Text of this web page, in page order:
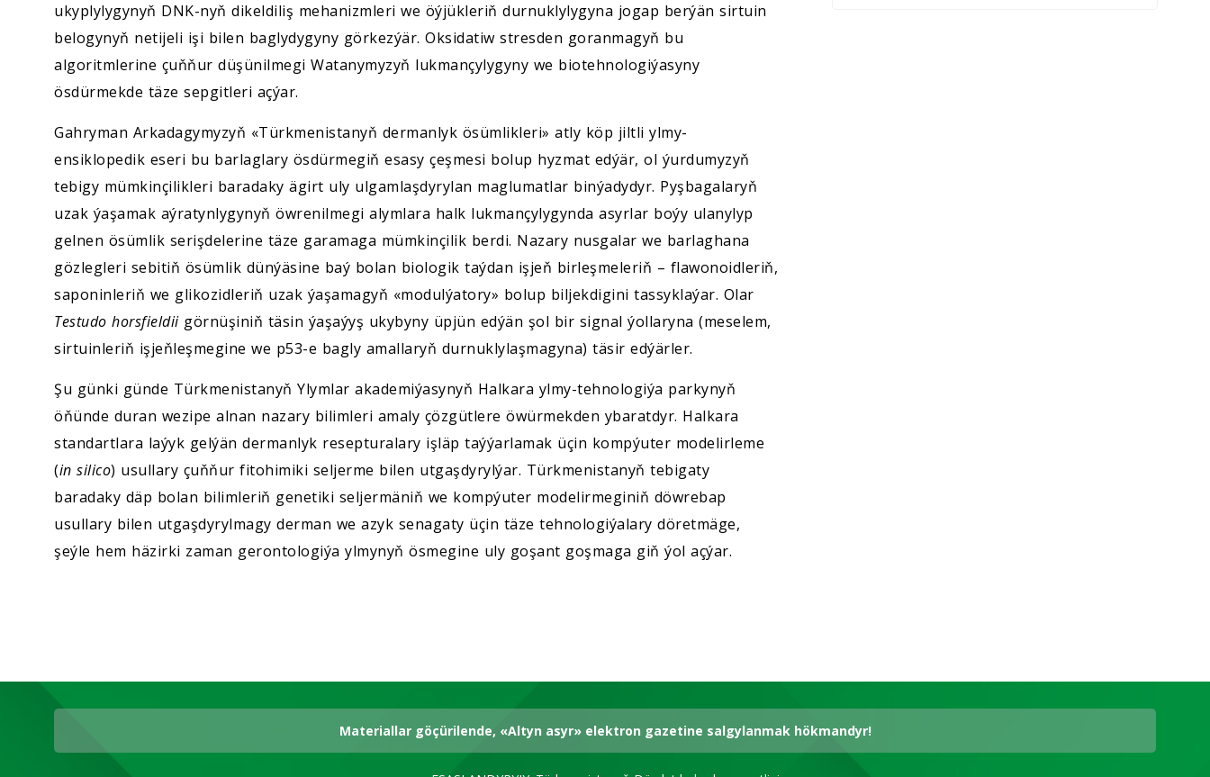
ukyplylygynyň DNK-nyň dikeldiliş mehanizmleri we öýjükleriň durnuklylygyna jogap berýän sirtuin
belogynyň netijeli işi bilen baglydygyny görkezýär. Oksidatiw stresden goranmagyň bu
algoritmlerine çuňňur düşünilmegi Watanymyzyň lukmançylygyny we biotehnologiýasyny
ösdürmekde täze sepgitleri açýar.
Gahryman Arkadagymyzyň «Türkmenistanyň dermanlyk ösümlikleri» atly köp jiltli ylmy-
ensiklopedik eseri bu barlaglary ösdürmegiň esasy çeşmesi bolup hyzmat edýär, ol ýurdumyzyň
tebigy mümkinçilikleri baradaky ägirt uly ulgamlaşdyrylan maglumatlar binýadydyr. Pyşbagalaryň
uzak ýaşamak aýratynlygynyň öwrenilmegi alymlara halk lukmançylygynda asyrlar boýy ulanylyp
gelnen ösümlik serişdelerine täze garamaga mümkinçilik berdi. Nazary nusgalar we barlaghana
gözlegleri sebitiň ösümlik dünýäsine baý bolan biologik taýdan işjeň birleşmeleriň – flawonoidleriň,
saponinleriň we glikozidleriň uzak ýaşamagyň «modulýatory» bolup biljekdigini tassyklaýar. Olar
Testudo horsfieldiigörnüşiniň täsin ýaşaýyş ukybyny üpjün edýän şol bir signal ýollaryna (meselem,
sirtuinleriň işjeňleşmegine we p53-e bagly amallaryň durnuklylaşmagyna) täsir edýärler.
Şu günki günde Türkmenistanyň Ylymlar akademiýasynyň Halkara ylmy-tehnologiýa parkynyň
öňünde duran wezipe alnan nazary bilimleri amaly çözgütlere öwürmekden ybaratdyr. Halkara
standartlara laýyk gelýän dermanlyk resepturalary işläp taýýarlamak üçin kompýuter modelirleme
(in silico) usullary çuňňur fitohimiki seljerme bilen utgaşdyrylýar. Türkmenistanyň tebigaty
baradaky däp bolan bilimleriň genetiki seljermäniň we kompýuter modelirmeginiň döwrebap
usullary bilen utgaşdyrylmagy derman we azyk senagaty üçin täze tehnologiýalary döretmäge,
şeýle hem häzirki zaman gerontologiýa ylmynyň ösmegine uly goşant goşmaga giň ýol açýar.
Materiallar göçürilende, «Altyn asyr» elektron gazetine salgylanmak hökmandyr!